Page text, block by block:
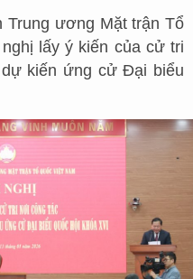
Trung ương Mặt trận Tổ
lấy ý kiến của cử tri
kiến ứng cử Đại biểu